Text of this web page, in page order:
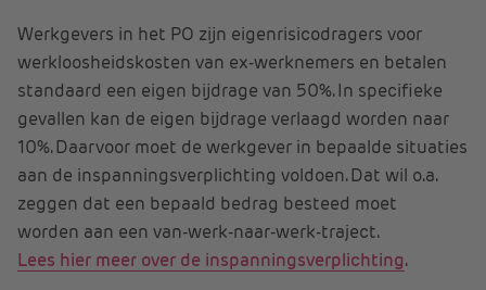
Werkgevers in het PO zijn eigenrisicodragers voor
werkloosheidskosten van ex-werknemers en betalen
standaard een eigen bijdrage van 50%. In specifieke
gevallen kan de eigen bijdrage verlaagd worden naar
10%. Daarvoor moet de werkgever in bepaalde situaties
aan de inspanningsverplichting voldoen. Dat wil o.a.
zeggen dat een bepaald bedrag besteed moet
worden aan een van-werk-naar-werk-traject.
Lees hier meer over de inspanningsverplichting.